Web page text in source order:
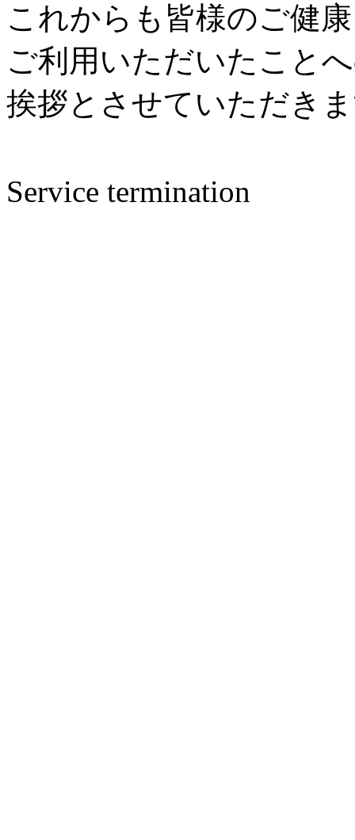
これからも皆様のご健
ご利用いただいたこと
挨拶とさせていただき
Service termination